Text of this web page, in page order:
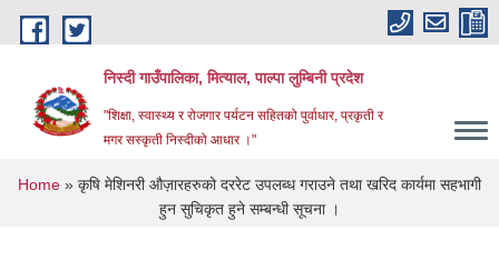
Skip to main content
निस्दी गाउँपालिका, मित्याल, पाल्पा लुम्बिनी प्रदेश
"शिक्षा, स्वास्थ्य र रोजगार पर्यटन सहितको पुर्वाधार, प्रकृती र
मगर सस्कृती निस्दीको आधार ।"
You are here
Home » कृषि मेशिनरी औज़ारहरुको दररेट उपलब्ध गराउने तथा खरिद कार्यमा सहभागी
हुन सुचिकृत हुने सम्बन्धी सूचना ।